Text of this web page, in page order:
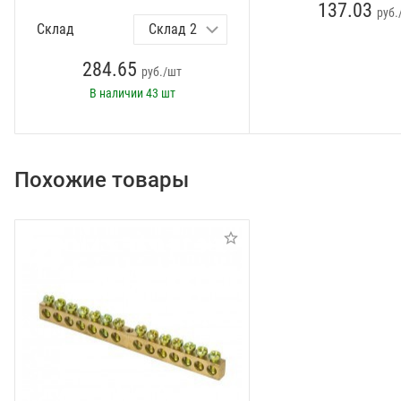
Склад
284.65 руб./шт
В наличии43 шт
137.03
Похожие товары